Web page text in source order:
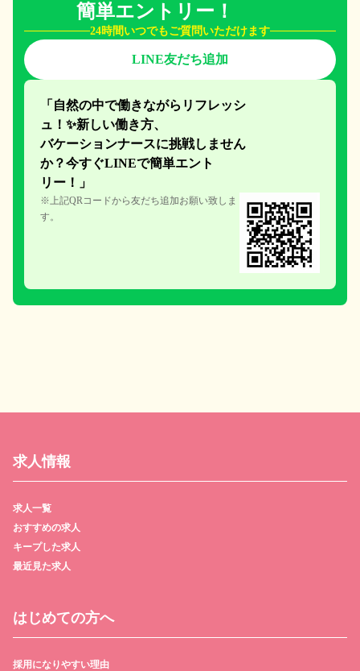
簡単エントリー！
24時間いつでもご質問いただけます
LINE友だち追加
「自然の中で働きながらリフレッシ
ュ！✨新しい働き方、
バケーションナースに挑戦しません
か？今すぐLINEで簡単エント
リー！」
※上記QRコードから友だち追加お願い致しま
す。
求人情報
求人一覧
おすすめの求人
キープした求人
最近見た求人
はじめての方へ
採用になりやすい理由